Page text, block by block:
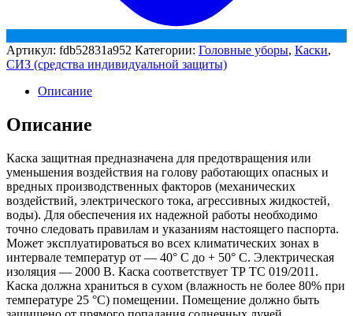
Артикул: fdb52831a952 Категории: Головные уборы, Каски,
СИЗ (средства индивидуальной защиты)
Описание
Описание
Каска защитная предназначена для предотвращения или
уменьшения воздействия на голову работающих опасных и
вредных производственных факторов (механических
воздействий, электрического тока, агрессивных жидкостей,
воды). Для обеспечения их надежной работы необходимо
точно следовать правилам и указаниям настоящего паспорта.
Может эксплуатироваться во всех климатических зонах в
интервале температур от — 40° С до + 50° С. Электрическая
изоляция — 2000 В. Каска соответствует ТР ТС 019/2011.
Каска должна храниться в сухом (влажность не более 80% при
температуре 25 °С) помещении. Помещение должно быть